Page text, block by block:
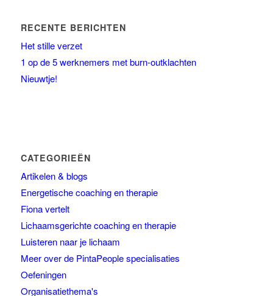
RECENTE BERICHTEN
Het stille verzet
1 op de 5 werknemers met burn-outklachten
Nieuwtje!
CATEGORIEËN
Artikelen & blogs
Energetische coaching en therapie
Fiona vertelt
Lichaamsgerichte coaching en therapie
Luisteren naar je lichaam
Meer over de PintaPeople specialisaties
Oefeningen
Organisatiethema's